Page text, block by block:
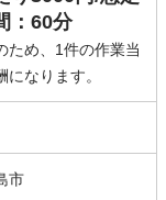
：60分
ため、1件の作業当
になります。
市